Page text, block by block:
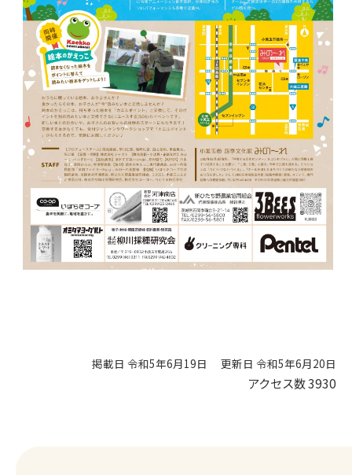
掲載日 令和5年6月19日 更新日 令和5年6月20日
アクセス数3930